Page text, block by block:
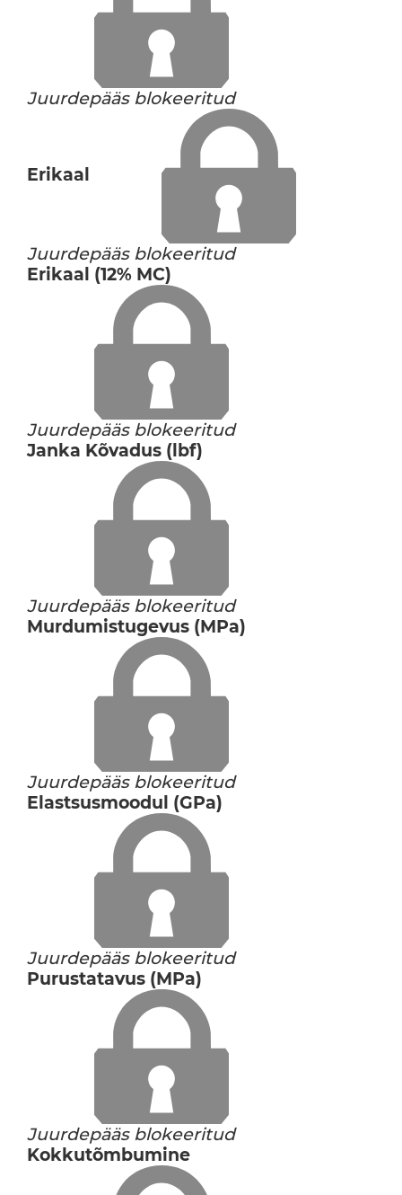
Juurdepääs blokeeritud
Erikaal
Juurdepääs blokeeritud
Erikaal (12% MC)
Juurdepääs blokeeritud
Janka Kõvadus (lbf)
Juurdepääs blokeeritud
Murdumistugevus (MPa)
Juurdepääs blokeeritud
Elastsusmoodul (GPa)
Juurdepääs blokeeritud
Purustatavus (MPa)
Juurdepääs blokeeritud
Kokkutõmbumine